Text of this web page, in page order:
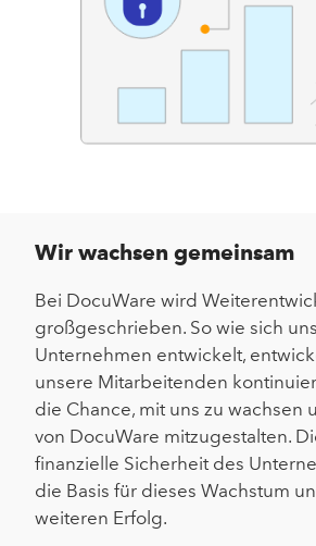
Wir wachsen gemeinsam
Bei DocuWare wird
großgeschrieben. So wie sich
Unternehmen entwickelt,
unsere Mitarbeitenden
die Chance, mit uns zu wachsen
von DocuWare mitzugestalten.
finanzielle Sicherheit des
die Basis für dieses Wachstum
weiteren Erfolg.